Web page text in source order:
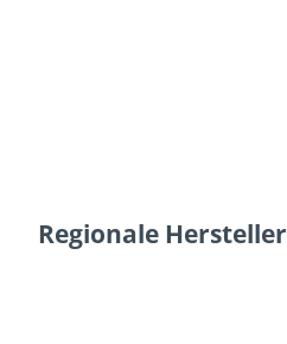
Regionale Hersteller